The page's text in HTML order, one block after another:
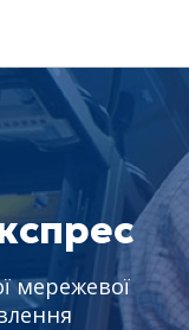
мережевої